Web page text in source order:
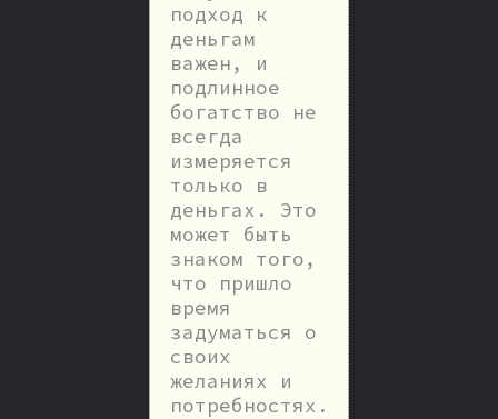
подход к
деньгам
важен, и
подлинное
богатство не
всегда
измеряется
только в
деньгах. Это
может быть
знаком того,
что пришло
время
задуматься о
своих
желаниях и
потребностях.